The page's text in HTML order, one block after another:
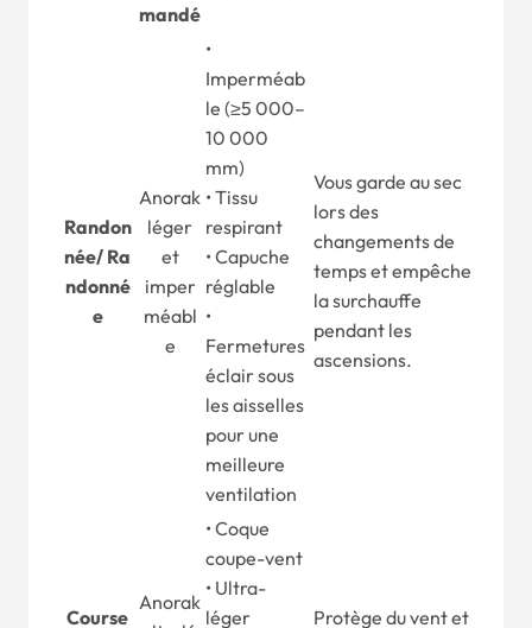
mandé
Randon
née/ Ra
ndonné
e
Anorak
léger
et
imper
méabl
e
•
Imperméab
le (≥5 000–
10 000
mm)
• Tissu
respirant
• Capuche
réglable
•
Fermetures
éclair sous
les aisselles
pour une
meilleure
ventilation
Vous garde au sec
lors des
changements de
temps et empêche
la surchauffe
pendant les
ascensions.
Course
Anorak
• Coque
coupe-vent
• Ultra-
léger
Protège du vent et